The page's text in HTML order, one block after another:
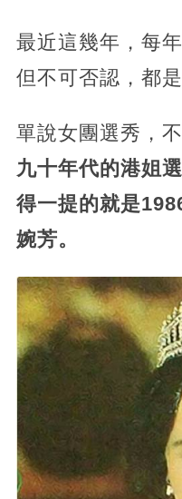
最近這幾年，每
但不可否認，都
單說女團選秀，
九十年代的港姐
得一提的就是
婉芳。